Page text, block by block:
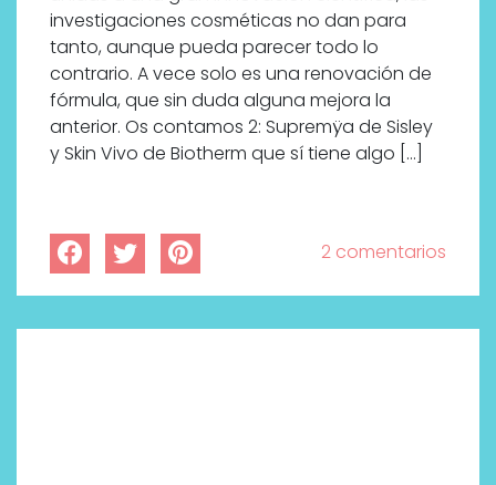
investigaciones cosméticas no dan para
tanto, aunque pueda parecer todo lo
contrario. A vece solo es una renovación de
fórmula, que sin duda alguna mejora la
anterior. Os contamos 2: Supremÿa de Sisley
y Skin Vivo de Biotherm que sí tiene algo […]
2 comentarios